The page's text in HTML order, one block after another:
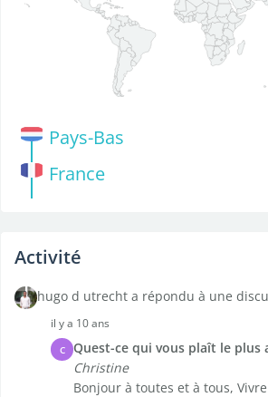
Pays-Bas
France
Activité
hugo d utrecht a répondu à une
il y a 10 ans
C Quest-ce qui vous plaît le plus
Christine
Bonjour à toutes et à tous, Vivre